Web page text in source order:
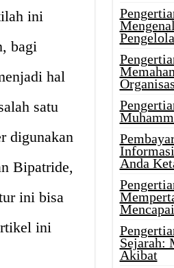
ini
bagi
hal
satu
digunakan
Bipatride,
ini bisa
ini
Anda
Sejarah:
Akibat